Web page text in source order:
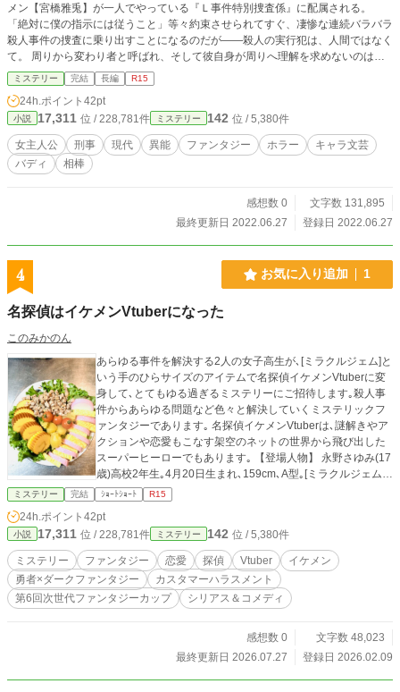
メン【宮橋雅兎】が一人でやっている『Ｌ事件特別捜査係』に配属される。
「絶対に僕の指示には従うこと」等々約束させられてすぐ、凄惨な連続バラバラ
殺人事件の捜査に乗り出すことになるのだが――殺人の実行犯は、人間ではなく
て。 周りから変わり者と呼ばれ、そして彼自身が周りへ理解を求めないのは―
―彼が『見え過ぎる目』を持っていたからだった。 ※「小説家になろう」「ノ
ベマ！」「カクヨム」にも掲載しています。
ミステリー 完結 長編 R15
24h.ポイント 42pt
小説 17,311 位 / 228,781件 ミステリー 142 位 / 5,380件
女主人公 刑事 現代 異能 ファンタジー ホラー
キャラ文芸
バディ
相棒
感想数 0
文字数 131,895
最終更新日 2022.06.27
登録日 2022.06.27
4 お気に入り追加 1
名探偵はイケメンVtuberになった
このみかのん
あらゆる事件を解決する2人の女子高生が､[ミラクルジェム]と
いう手のひらサイズのアイテムで名探偵イケメンVtuberに変
身して､とてもゆる過ぎるミステリーにご招待します｡殺人事
件からあらゆる問題など色々と解決していくミステリックフ
ァンタジーであります｡ 名探偵イケメンVtuberは､謎解きやア
クションや恋愛もこなす架空のネットの世界から飛び出した
スーパーヒーローでもあります｡ 【登場人物】 永野さゆみ(17
歳)高校2年生｡4月20日生まれ､159cm､A型｡[ミラクルジェム]
を使って名探偵イケメンVtuberの鶴早田ミツキに変身する｡父
親が警察官である｡とても明るい性格である少女｡ 吾妻さな(1
7歳)高校2年生｡5月7日生まれ｡160cm､O型｡[ミラクルジェム]
を使って名探偵イケメンVtuberの瑠綺波エイルに変身する｡母
親がミカエル探偵事務所長である｡曲がったことが嫌いな少し
だけクールビューティな少女である｡ 鶴早田ミツキ(つるはや
たみつき)(推定21歳)､A型｡架空のネットの世界から飛び出し
た名探偵イケメンVtuberの1人｡175cm｡さゆみが[ミラクルジ
間が1年と契約してる為､現世界で次々と事件や事故などを解
決していく｡時々､Vtuberとしてのネット番組も持つほどの人
気者である｡時々若い女性たちからの悩みもスパッと甘いSEX
で解決する｡時には王子様キャラもさらけ出す時もある｡ 瑠綺
ミステリー 完結 ｼｮｰﾄｼｮｰﾄ R15
24h.ポイント 42pt
小説 17,311 位 / 228,781件 ミステリー 142 位 / 5,380件
ミステリー ファンタジー 恋愛 探偵 Vtuber
イケメン
勇者×ダークファンタジー
カスタマーハラスメント
第6回次世代ファンタジーカップ
シリアス＆コメディ
感想数 0
文字数 48,023
最終更新日 2026.07.27
登録日 2026.02.09